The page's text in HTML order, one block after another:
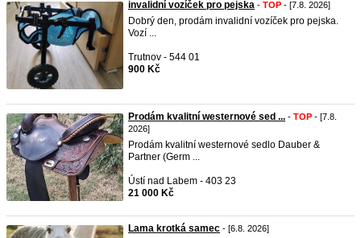
invalidní vozíček pro pejska - TOP - [7.8. 2026]
Dobrý den, prodám invalidní vozíček pro pejska.
Vozí ...
Trutnov - 544 01
900 Kč
Prodám kvalitní westernové sed ... - TOP - [7.8.
2026]
Prodám kvalitní westernové sedlo Dauber &
Partner (Germ ...
Ústí nad Labem - 403 23
21 000 Kč
Lama krotká samec - [6.8. 2026]